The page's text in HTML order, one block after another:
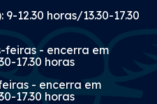
12.30 horas/13.30-17.30
feiras - encerra em
17.30 horas
- encerra em
17.30 horas